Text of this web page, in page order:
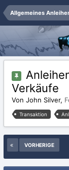
Allgemeines
Verkäufe
Von John Silver,
Transaktion
VORHERIGE